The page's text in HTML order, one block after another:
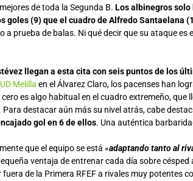
de toda la Segunda B. Los albinegros solo
goles (9) que el cuadro de Alfredo Santaelana
a prueba de balas. Ni qué decir que su ataque es
llegan a esta cita con seis puntos de los
UD Melilla en el Álvarez Claro, los pacenses han
es algo habitual en el cuadro extremeño, que
destacar aún más su nivel atrás, cabe
gol en 6 de ellos. Una auténtica
que el equipo se está «adaptando tanto al
ventaja de entrenar cada día sobre
de la Primera RFEF a rivales muy potentes